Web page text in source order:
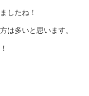
したね！
は多いと思います。